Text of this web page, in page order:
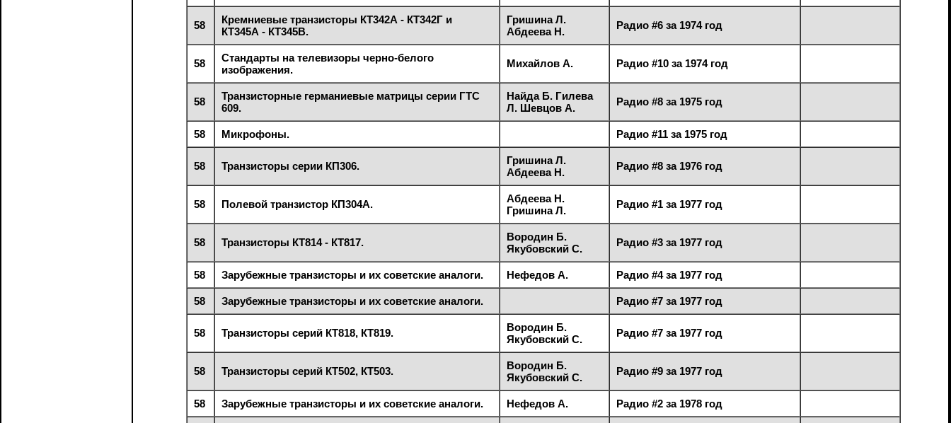
58
Кремниевые транзисторы КТ342А - КТ342Г и
КТ345А - КТ345В.
Гришина Л.
Абдеева Н.
Радио #6 за 1974 год
58
Стандарты на телевизоры черно-белого
изображения.
Михайлов А. Радио #10 за 1974 год
58
Транзисторные германиевые матрицы серии ГТС
609.
Найда Б. Гилева
Л. Шевцов А.
Радио #8 за 1975 год
58 Микрофоны. Радио #11 за 1975 год
58 Транзисторы серии КП306.
Гришина Л.
Абдеева Н.
Радио #8 за 1976 год
58 Полевой транзистор КП304А.
Абдеева Н.
Гришина Л.
Радио #1 за 1977 год
58 Транзисторы КТ814 - КТ817.
Вородин Б.
Якубовский С.
Радио #3 за 1977 год
58 Зарубежные транзисторы и их советские аналоги. Нефедов А. Радио #4 за 1977 год
58 Зарубежные транзисторы и их советские аналоги. Радио #7 за 1977 год
58 Транзисторы серий КТ818, КТ819.
Вородин Б.
Якубовский С.
Радио #7 за 1977 год
58 Транзисторы серий КТ502, КТ503.
Вородин Б.
Якубовский С.
Радио #9 за 1977 год
58 Зарубежные транзисторы и их советские аналоги. Нефедов А. Радио #2 за 1978 год